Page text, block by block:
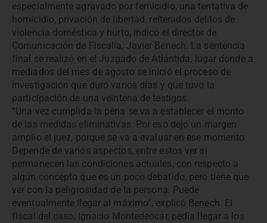
especialmente agravado por femicidio, una tentativa de
homicidio, privación de libertad, reiterados delitos de
violencia doméstica y hurto, indicó el director de
Comunicación de Fiscalía, Javier Benech. La sentencia
final se realizó en el Juzgado de Atlántida, lugar donde a
mediados del mes de agosto se inició el proceso de
investigación que duró varios días y que tuvo la
participación de una veintena de testigos.
“Una vez cumplida la pena se va a establecer el monto
de las medidas eliminativas. Por eso dejó un margen
amplio el juez, porque se va a evaluar en ese momento.
Depende de varios aspectos, entre estos ver si
permanecen las condiciones actuales, con respecto a
algún concepto que es un poco debatido, pero tiene que
ver con la peligrosidad de la persona. Puede
eventualmente llegar al máximo”, explicó Benech. El
fiscal del caso, Ignacio Montedeocar, pedía llegar a los